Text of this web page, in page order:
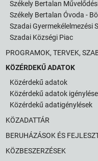
Székely Bertalan
Székely Bertalan Óvoda -
Szadai Gyermekélelmezési
Szadai Községi Piac
PROGRAMOK, TERVEK,
KÖZÉRDEKŰ ADATOK
Közérdekű adatok
Közérdekű adatok igénylése
Közérdekű adatigénylések
KÖZADATTÁR
BERUHÁZÁSOK ÉS
KÖZBESZERZÉSEK